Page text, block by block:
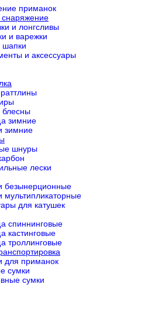
приманок
снаряжение
и лонгсливы
и варежки
шапки
и аксессуары
зимние
зимние
шнуры
лески
безынерционные
мультипликаторные
для катушек
спиннинговые
кастинговые
троллинговые
для приманок
сумки
сумки